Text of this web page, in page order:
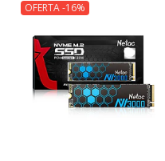
OFERTA -16%